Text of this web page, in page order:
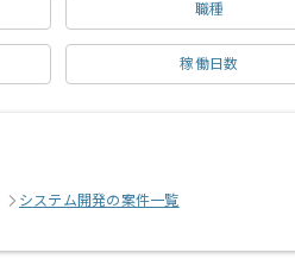
職種
稼働日数
システム開発の案件一覧